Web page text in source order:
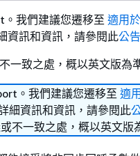
我們建議您遷移至 適用於
資訊和資訊，請參閱此公告
一致之處，概以英文版為
。我們建議您遷移至 適
細資訊和資訊，請參閱此
不一致之處，概以英文版